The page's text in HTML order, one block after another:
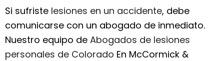
Si sufriste lesiones en un accidente, debe
comunicarse con un abogado de inmediato.
Nuestro equipo de Abogados de lesiones
personales de Colorado En McCormick &